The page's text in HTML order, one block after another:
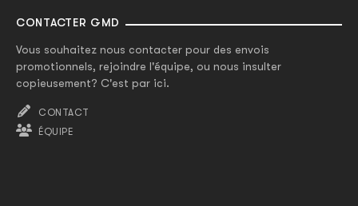
CONTACTER GMD
Vous souhaitez nous contacter pour des envois
promotionnels, rejoindre l'équipe, ou nous insulter
copieusement? C'est par ici.
CONTACT
ÉQUIPE